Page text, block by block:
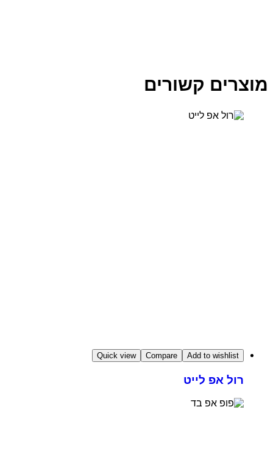
קשורים
Add to wishlist
Compare
Quick view
רול אפ לייט